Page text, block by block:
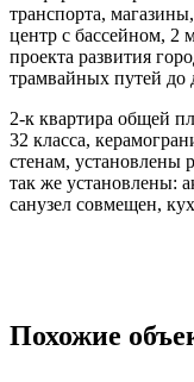
транспорта,
центр с бассейном,
проекта развития
трамвайных путей до
2-к квартира общей
32 класса,
стенам, установлены
так же установлены:
санузел совмещен,
Похожие